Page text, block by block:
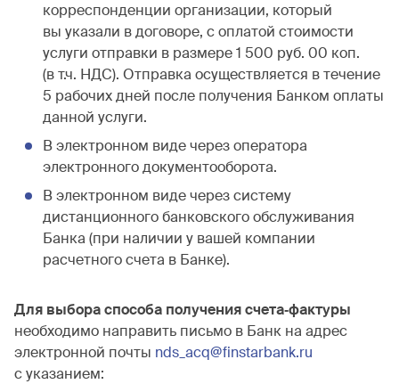
корреспонденции организации, который
вы указали в договоре, с оплатой стоимости
услуги отправки в размере 1 500 руб. 00 коп.
(в т.ч. НДС). Отправка осуществляется в течение
5 рабочих дней после получения Банком оплаты
данной услуги.
В электронном виде через оператора
электронного документооборота.
В электронном виде через систему
дистанционного банковского обслуживания
Банка (при наличии у вашей компании
расчетного счета в Банке).
Для выбора способа получения счета‐фактуры
необходимо направить письмо в Банк на адрес
электронной почты nds_acq@finstarbank.ru
с указанием: